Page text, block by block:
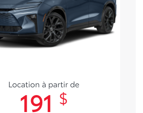
Location à partir de
191 $